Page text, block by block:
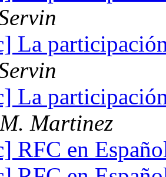
La
La
Martinez
RFC en